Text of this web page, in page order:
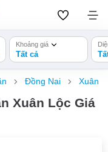
Khoảng giá
Tất cả
Đồng Nai Xuân
Xuân Lộc Giá